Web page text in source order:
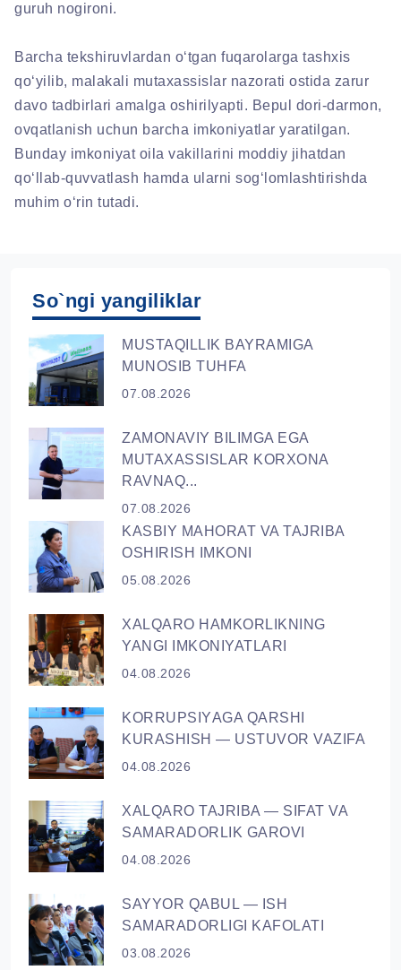
guruh nogironi.
Barcha tekshiruvlardan o‘tgan fuqarolarga tashxis
qo‘yilib, malakali mutaxassislar nazorati ostida zarur
davo tadbirlari amalga oshirilyapti. Bepul dori-darmon,
ovqatlanish uchun barcha imkoniyatlar yaratilgan.
Bunday imkoniyat oila vakillarini moddiy jihatdan
qo‘llab-quvvatlash hamda ularni sog‘lomlashtirishda
muhim o‘rin tutadi.
So`ngi yangiliklar
MUSTAQILLIK BAYRAMIGA
MUNOSIB TUHFA
07.08.2026
ZAMONAVIY BILIMGA EGA
MUTAXASSISLAR KORXONA
RAVNAQ...
07.08.2026
KASBIY MAHORAT VA TAJRIBA
OSHIRISH IMKONI
05.08.2026
XALQARO HAMKORLIKNING
YANGI IMKONIYATLARI
04.08.2026
KORRUPSIYАGA QARSHI
KURASHISH — USTUVOR VAZIFA
04.08.2026
XALQARO TAJRIBA — SIFAT VA
SAMARADORLIK GAROVI
04.08.2026
SAYYOR QАBUL — ISH
SAMARADORLIGI KAFOLATI
03.08.2026